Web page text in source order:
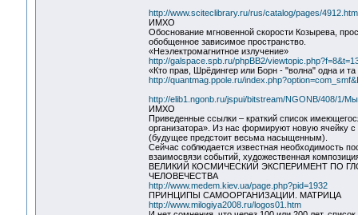
http://www.sciteclibrary.ru/rus/catalog/pages/
ИМХО
Обоснование мгновенной скорости Козырева,
обобщенное зависимое пространство.
«Неэлектромагнитное излучение»
http://galspace.spb.ru/phpBB2/
«Кто прав, Шрёдингер или Борн - "волна" одна и та
http://quantmag.ppole.ru/
http://elib1.ngonb.ru/jspui/bitstream/NGONB/408/1/
ИМХО
Приведенные ссылки – краткий список
организатора». Из нас формируют новую ячейку
(будущее предстоит весьма насыщенным).
Сейчас соблюдается известная необходимость
взаимосвязи событий, художественная
ВЕЛИКИЙ КОСМИЧЕСКИЙ ЭКСПЕРИМЕНТ ПО
ЧЕЛОВЕЧЕСТВА
http://www.medem.kiev.ua/page.php?pid=1932
ПРИНЦИПЫ САМООРГАНИЗАЦИИ. МАТРИЦА
http://www.milogiya2008.ru/logos01.htm